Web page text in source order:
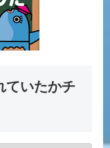
ていたかチ